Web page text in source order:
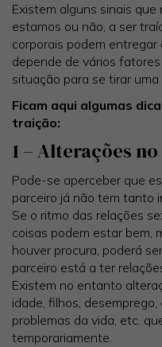
Existem alguns sinais
estamos ou não, a ser
corporais podem entregar
depende de vários
situação para se tirar
Ficam aqui algumas
traição:
1 – Alterações
Pode-se aperceber que
parceiro já não tem tanto
Se o ritmo das relações
coisas podem estar bem,
houver procura, poderá
parceiro está a ter
Existem no entanto
idade, filhos,
problemas da vida, etc.
temporariamente.